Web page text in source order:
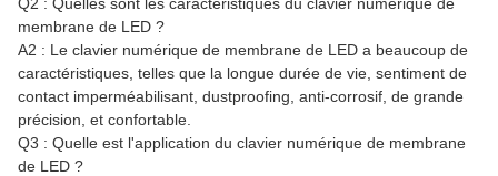
membrane de LED ?
A2 : Le clavier numérique de membrane de LED a beaucoup de
caractéristiques, telles que la longue durée de vie, sentiment de
contact imperméabilisant, dustproofing, anti-corrosif, de grande
précision, et confortable.
Q3 : Quelle est l'application du clavier numérique de membrane
de LED ?